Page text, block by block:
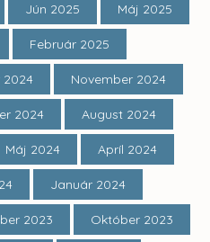
Jún 2025 Máj 2025
Február 2025
2024 November 2024
2024 August 2024
Máj 2024 Apríl 2024
Január 2024
2023 Október 2023